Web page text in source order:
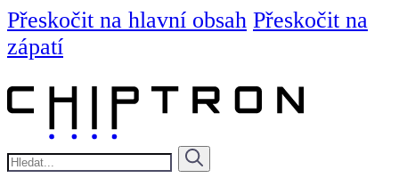
Přeskočit na hlavní obsah Přeskočit na
zápatí
Hledat